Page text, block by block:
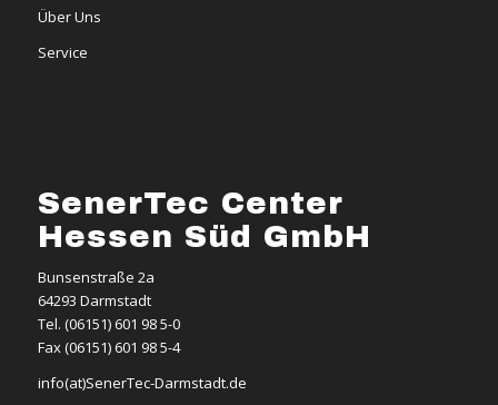
Über Uns
Service
SenerTec Center
Hessen Süd GmbH
Bunsenstraße 2a
64293 Darmstadt
Tel. (06151) 601 98 5-0
Fax (06151) 601 98 5-4
info(at)SenerTec-Darmstadt.de